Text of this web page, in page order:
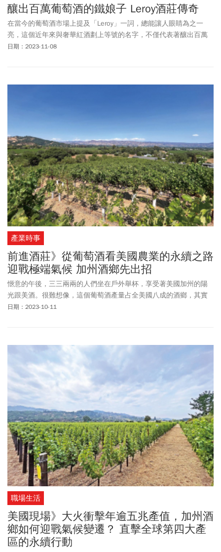
釀出百萬葡萄酒的鐵娘子 Leroy酒莊傳奇
在當今的葡萄酒市場上提及「Leroy」一詞，總能讓人眼睛為之一
亮，這個近年來與奢華紅酒劃上等號的名字，不僅代表著釀出百萬
身價葡萄酒的Leroy酒莊，也幾乎是背後管理者、釀酒師Lalou Bize-
日期：2023-11-08
產業時事
前進酒莊》從葡萄酒看美國農業的永續之路
迎戰極端氣候 加州酒鄉先出招
愜意的午後，三三兩兩的人們坐在戶外舉杯，享受著美國加州的陽
光跟美酒。很難想像，這個葡萄酒產量占全美國八成的酒鄉，其實
正面臨著百年來最大的氣候挑戰。
日期：2023-10-11
職場生活
美國現場》大火衝擊年逾五兆產值，加州酒
鄉如何迎戰氣候變遷？ 直擊全球第四大產
區的永續行動